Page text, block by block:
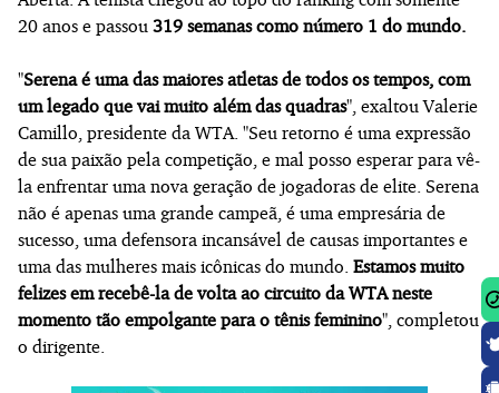
20 anos e passou 319 semanas como número 1 do mundo.
"Serena é uma das maiores atletas de todos os tempos, com
um legado que vai muito além das quadras", exaltou Valerie
Camillo, presidente da WTA. "Seu retorno é uma expressão
de sua paixão pela competição, e mal posso esperar para vê-
la enfrentar uma nova geração de jogadoras de elite. Serena
não é apenas uma grande campeã, é uma empresária de
sucesso, uma defensora incansável de causas importantes e
uma das mulheres mais icônicas do mundo. Estamos muito
felizes em recebê-la de volta ao circuito da WTA neste
momento tão empolgante para o tênis feminino", completou
o dirigente.